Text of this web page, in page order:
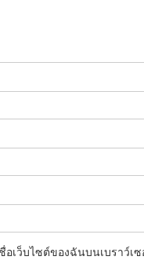
อเว็บไซต์ของฉันบนเบราว์เ